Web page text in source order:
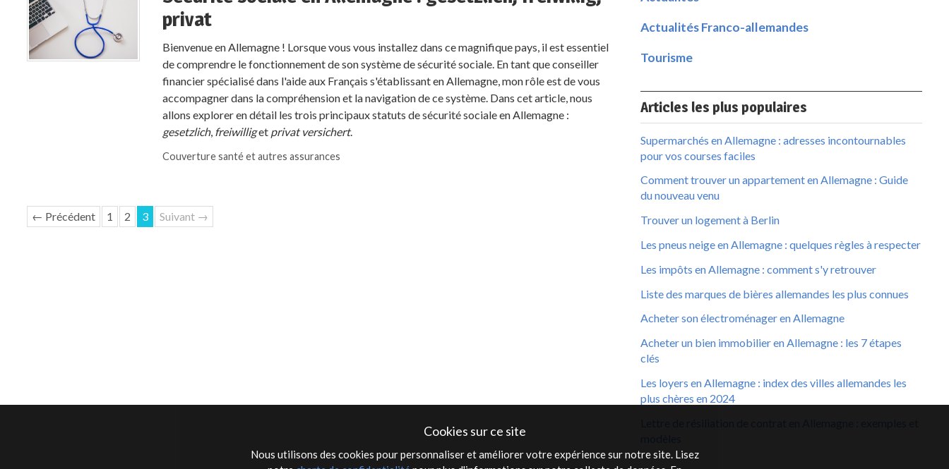
privat
Bienvenue en Allemagne ! Lorsque vous vous installez dans ce magnifique pays, il est essentiel
de comprendre le fonctionnement de son système de sécurité sociale. En tant que conseiller
financier spécialisé dans l'aide aux Français s'établissant en Allemagne, mon rôle est de vous
accompagner dans la compréhension et la navigation de ce système. Dans cet article, nous
allons explorer en détail les trois principaux statuts de sécurité sociale en Allemagne :
gesetzlich, freiwilliget privat versichert.
Couverture santé et autres assurances
← Précédent 1 2 3 Suivant →
Actualités Franco-allemandes
Tourisme
Articles les plus populaires
Supermarchés en Allemagne : adresses incontournables
pour vos courses faciles
Comment trouver un appartement en Allemagne : Guide
du nouveau venu
Trouver un logement à Berlin
Les pneus neige en Allemagne : quelques règles à respecter
Les impôts en Allemagne : comment s'y retrouver
Liste des marques de bières allemandes les plus connues
Acheter son électroménager en Allemagne
Acheter un bien immobilier en Allemagne : les 7 étapes
clés
Les loyers en Allemagne : index des villes allemandes les
plus chères en 2024
Cookies sur ce site
Nous utilisons des cookies pour personnaliser et améliorer votre expérience sur notre site. Lisez